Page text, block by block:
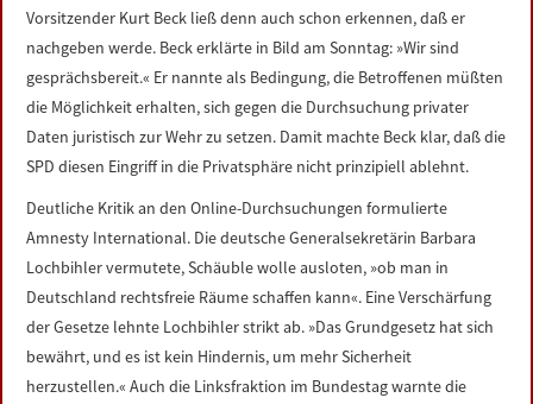
Vorsitzender Kurt Beck ließ denn auch schon erkennen, daß er
nachgeben werde. Beck erklärte in Bild am Sonntag: »Wir sind
gesprächsbereit.« Er nannte als Bedingung, die Betroffenen müßten
die Möglichkeit erhalten, sich gegen die Durchsuchung privater
Daten juristisch zur Wehr zu setzen. Damit machte Beck klar, daß die
SPD diesen Eingriff in die Privatsphäre nicht prinzipiell ablehnt.
Deutliche Kritik an den Online-Durchsuchungen formulierte
Amnesty International. Die deutsche Generalsekretärin Barbara
Lochbihler vermutete, Schäuble wolle ausloten, »ob man in
Deutschland rechtsfreie Räume schaffen kann«. Eine Verschärfung
der Gesetze lehnte Lochbihler strikt ab. »Das Grundgesetz hat sich
bewährt, und es ist kein Hindernis, um mehr Sicherheit
herzustellen.« Auch die Linksfraktion im Bundestag warnte die